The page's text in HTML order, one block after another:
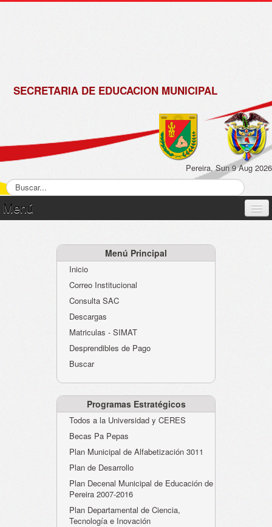
SECRETARIA DE EDUCACION MUNICIPAL
Pereira, Sun 9 Aug 2026
Menú
Atención al Ciudadano
Instituciones Educativas
Despacho Secretaría
Evaluación desempeño
Humano-Cesantías
Menú Principal
Inicio
Correo Institucional
Consulta SAC
Descargas
Matriculas - SIMAT
Desprendibles de Pago
Buscar
Programas Estratégicos
Todos a la Universidad y CERES
Becas Pa Pepas
Plan Municipal de Alfabetización 3011
Plan de Desarrollo
Plan Decenal Municipal de Educación de
Pereira 2007-2016
Plan Departamental de Ciencia,
Tecnología e Inovación
de